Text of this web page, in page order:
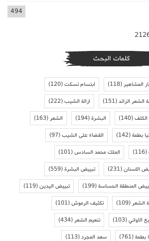
494
كلمات البحث
المشاهير(118) ابتسام تسكت(120)
الشعر الزائد(151) ازالة الشيب(222)
الكلف(140) البشرة(194) الشعر(163)
بطمة(142) القضاء على الشيب(97)
(116) الملك محمد السادس(101)
الاسنان(231) تبييض البشرة(559)
المنطقة الحساسة(199) تبييض اليدين(119)
الشعر(109) تكثيف الرموش(101)
الاواني(103) تنعيم الشعر(434)
بطمة(761) سعد المجرد(113)